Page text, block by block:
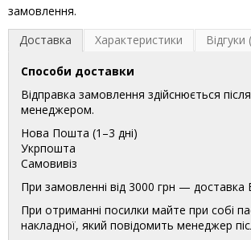
замовлення.
Доставка
Характеристики Відгуки
Способи доставки
Відправка замовлення здійснюється
менеджером.
Нова Пошта (1–3 дні)
Укрпошта
Самовивіз
При замовленні від 3000 грн —
При отриманні посилки майте при собі
накладної, який повідомить менеджер